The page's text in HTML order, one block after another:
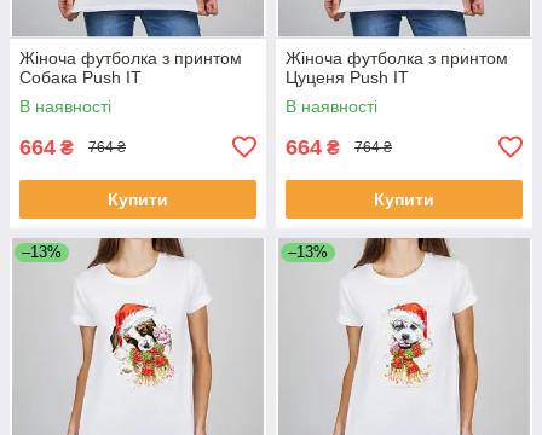
Жіноча футболка з принтом
Собака Push IT
В наявності
664 ₴ 764 ₴
Купити
Жіноча футболка з принтом
Цуценя Push IT
В наявності
664 ₴ 764 ₴
Купити
–13% –13%